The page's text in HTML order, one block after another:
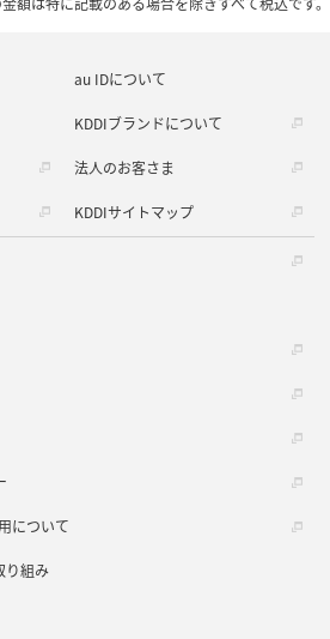
au IDについて
KDDIブランドについて
法人のお客さま
KDDIサイトマップ
について
り組み